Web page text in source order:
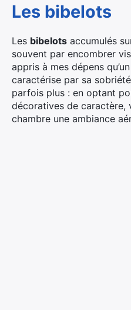
Les bibelots
Les bibelots accumulés
souvent par encombrer
appris à mes dépens
caractérise par sa
parfois plus : en optant
décoratives de
chambre une ambiance